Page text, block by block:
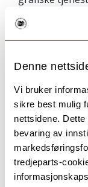
Denne
Vi bruker
sikre best mulig
nettsidene.
bevaring av
tredjeparts-
+47 77 64 41
Her finner
Jenssen,
Seksjon for
grafiske